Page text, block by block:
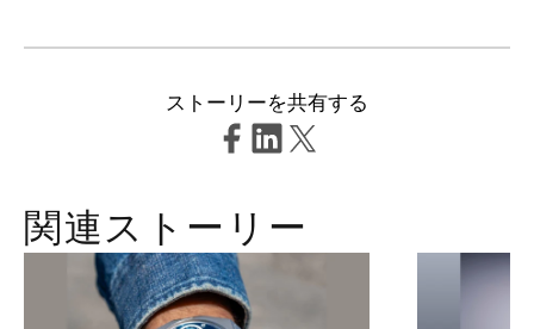
ストーリーを共有する
関連ストーリー